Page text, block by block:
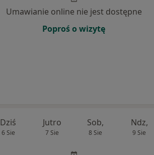
Umawianie online nie jest dostępne
Poproś o wizytę
Dziś
6 Sie
Jutro
7 Sie
Sob,
8 Sie
Ndz,
9 Sie